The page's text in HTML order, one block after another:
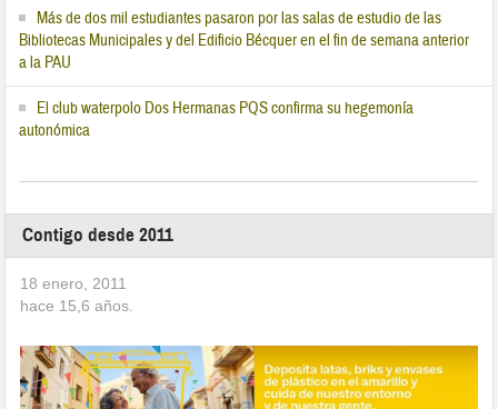
Más de dos mil estudiantes pasaron por las salas de estudio de las
Bibliotecas Municipales y del Edificio Bécquer en el fin de semana anterior
a la PAU
El club waterpolo Dos Hermanas PQS confirma su hegemonía
autonómica
Contigo desde 2011
18 enero, 2011
hace 15,6 años.